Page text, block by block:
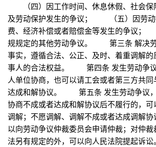
（四）因工作时间、休息休假、社会保
及劳动保护发生的争议； （五）因劳动
费、经济补偿或者赔偿金等发生的争议
规规定的其他劳动争议。 第三条 解决
事实，遵循合法、公正、及时、着重调解的
事人的合法权益。 第四条 发生劳动争议
人单位协商，也可以请工会或者第三方共同
达成和解协议。 第五条 发生劳动争议，
协商不成或者达成和解协议后不履行的，
调解；不愿调解、调解不成或者达成调解
以向劳动争议仲裁委员会申请仲裁；对仲
法另有规定的外，可以向人民法院提起